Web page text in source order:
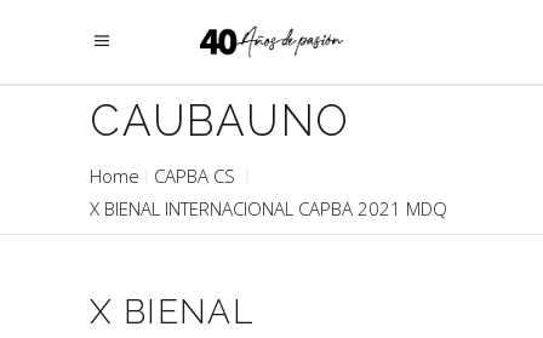
CAUBAUNO
Home
CAPBA CS
X BIENAL INTERNACIONAL CAPBA 2021 MDQ
X BIENAL